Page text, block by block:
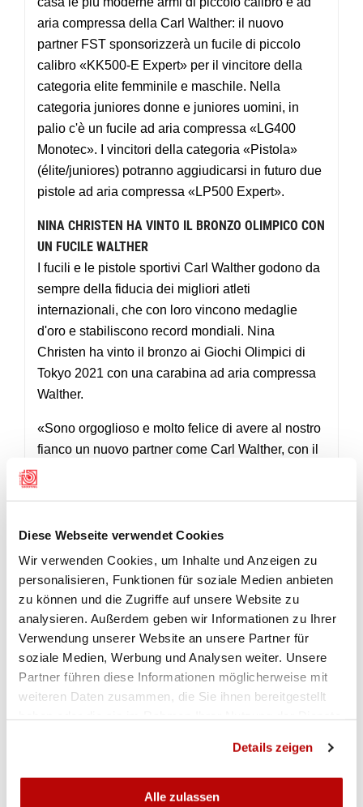
Diese Webseite verwendet Cookies
Wir verwenden Cookies, um Inhalte und Anzeigen zu
personalisieren, Funktionen für soziale Medien anbieten
zu können und die Zugriffe auf unsere Website zu
analysieren. Außerdem geben wir Informationen zu Ihrer
Verwendung unserer Website an unsere Partner für
soziale Medien, Werbung und Analysen weiter. Unsere
Partner führen diese Informationen möglicherweise mit
weiteren Daten zusammen, die Sie ihnen bereitgestellt
Details zeigen
Alle zulassen
aria compressa della Carl Walther: il nuovo
partner FST sponsorizzerà un fucile di piccolo
calibro «KK500-E Expert» per il vincitore della
categoria elite femminile e maschile. Nella
categoria juniores donne e juniores uomini, in
palio c'è un fucile ad aria compressa «LG400
Monotec». I vincitori della categoria «Pistola»
(élite/juniores) potranno aggiudicarsi in futuro due
pistole ad aria compressa «LP500 Expert».
NINA CHRISTEN HA VINTO IL BRONZO OLIMPICO CON
UN FUCILE WALTHER
I fucili e le pistole sportivi Carl Walther godono da
sempre della fiducia dei migliori atleti
internazionali, che con loro vincono medaglie
d'oro e stabiliscono record mondiali. Nina
Christen ha vinto il bronzo ai Giochi Olimpici di
Tokyo 2021 con una carabina ad aria compressa
Walther.
«Sono orgoglioso e molto felice di avere al nostro
fianco un nuovo partner come Carl Walther, con il
dello sport d’elite della FST.